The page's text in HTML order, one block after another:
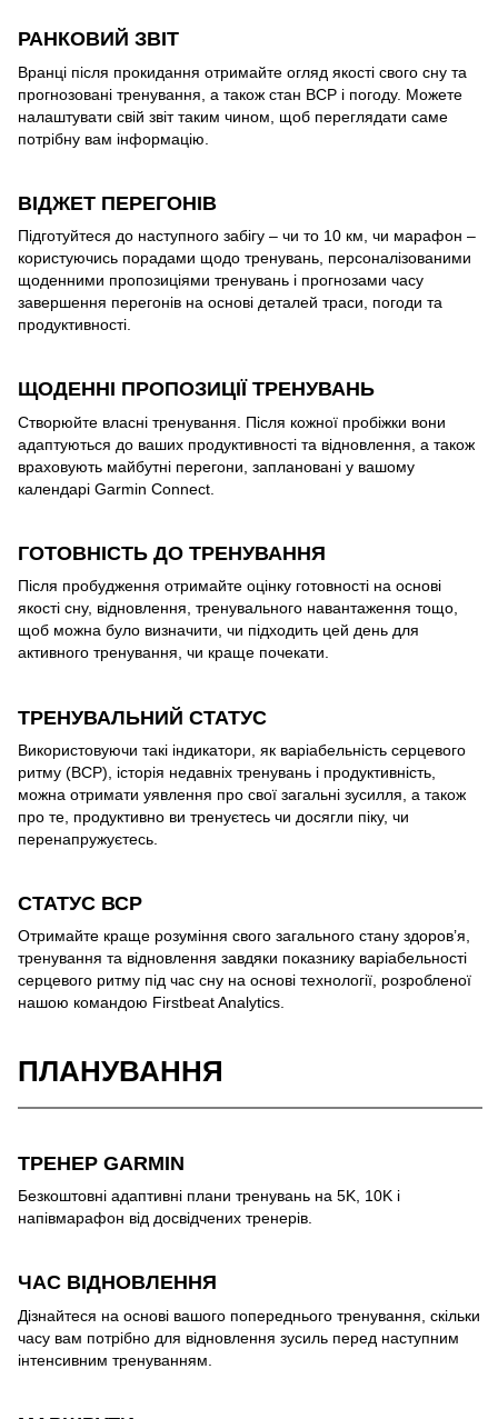
РАНКОВИЙ ЗВІТ
Вранці після прокидання отримайте огляд якості свого сну та
прогнозовані тренування, а також стан ВСР і погоду. Можете
налаштувати свій звіт таким чином, щоб переглядати саме
потрібну вам інформацію.
ВІДЖЕТ ПЕРЕГОНІВ
Підготуйтеся до наступного забігу – чи то 10 км, чи марафон –
користуючись порадами щодо тренувань, персоналізованими
щоденними пропозиціями тренувань і прогнозами часу
завершення перегонів на основі деталей траси, погоди та
продуктивності.
ЩОДЕННІ ПРОПОЗИЦІЇ ТРЕНУВАНЬ
Створюйте власні тренування. Після кожної пробіжки вони
адаптуються до ваших продуктивності та відновлення, а також
враховують майбутні перегони, заплановані у вашому
календарі Garmin Connect.
ГОТОВНІСТЬ ДО ТРЕНУВАННЯ
Після пробудження отримайте оцінку готовності на основі
якості сну, відновлення, тренувального навантаження тощо,
щоб можна було визначити, чи підходить цей день для
активного тренування, чи краще почекати.
ТРЕНУВАЛЬНИЙ СТАТУС
Використовуючи такі індикатори, як варіабельність серцевого
ритму (ВСР), історія недавніх тренувань і продуктивність,
можна отримати уявлення про свої загальні зусилля, а також
про те, продуктивно ви тренуєтесь чи досягли піку, чи
перенапружуєтесь.
СТАТУС ВСР
Отримайте краще розуміння свого загального стану здоров’я,
тренування та відновлення завдяки показнику варіабельності
серцевого ритму під час сну на основі технології, розробленої
нашою командою Firstbeat Analytics.
ПЛАНУВАННЯ
ТРЕНЕР GARMIN
Безкоштовні адаптивні плани тренувань на 5K, 10K і
напівмарафон від досвідчених тренерів.
ЧАС ВІДНОВЛЕННЯ
Дізнайтеся на основі вашого попереднього тренування, скільки
часу вам потрібно для відновлення зусиль перед наступним
інтенсивним тренуванням.